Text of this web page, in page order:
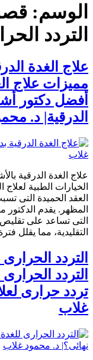
الوسم:
التردد
مميزات علاج
أفضل دكتور
الدرقية| د.
علاج الغدة الدرقية
الخيارات الطبية
العقد الحميدة التى
المظهر. يقدم الدكتور
التى تساعد على
التقليدية، مما يقلل
التردد
تردد حرارى
غلاب